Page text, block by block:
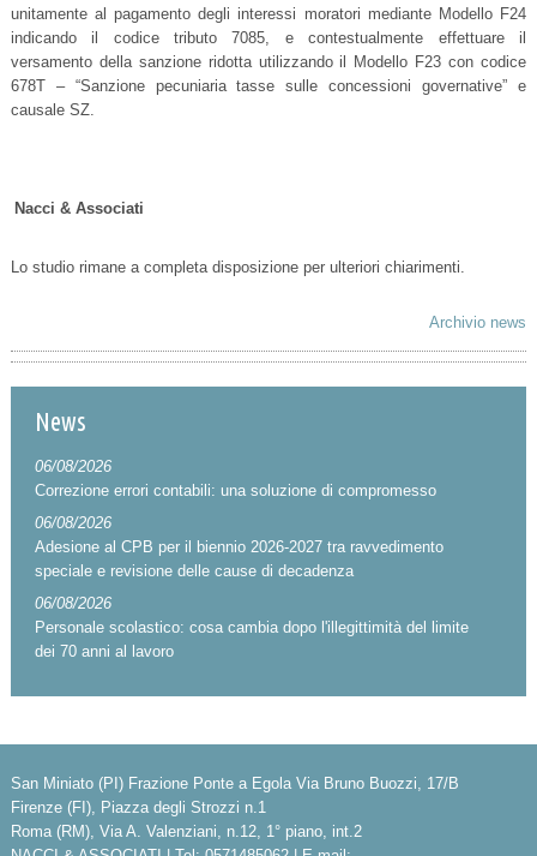
unitamente al pagamento degli interessi moratori mediante Modello F24
indicando il codice tributo 7085, e contestualmente effettuare il
versamento della sanzione ridotta utilizzando il Modello F23 con codice
678T – “Sanzione pecuniaria tasse sulle concessioni governative” e
causale SZ.
Nacci & Associati
Lo studio rimane a completa disposizione per ulteriori chiarimenti.
Archivio news
News
06/08/2026
Correzione errori contabili: una soluzione di compromesso
06/08/2026
Adesione al CPB per il biennio 2026-2027 tra ravvedimento
speciale e revisione delle cause di decadenza
06/08/2026
Personale scolastico: cosa cambia dopo l'illegittimità del limite
dei 70 anni al lavoro
San Miniato (PI) Frazione Ponte a Egola Via Bruno Buozzi, 17/B
Firenze (FI), Piazza degli Strozzi n.1
Roma (RM), Via A. Valenziani, n.12, 1° piano, int.2